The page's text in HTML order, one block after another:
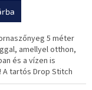
varratokkal
5 méter
amellyel otthon,
és a vízen is
tartós Drop Stitch
köszönhetően